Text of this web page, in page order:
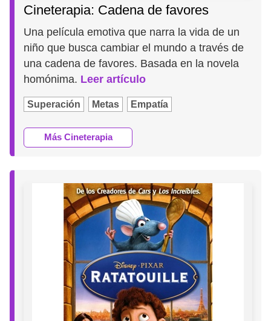
Cineterapia: Cadena de favores
Una película emotiva que narra la vida de un
niño que busca cambiar el mundo a través de
una cadena de favores. Basada en la novela
homónima. Leer artículo
Superación Metas Empatía
Más Cineterapia